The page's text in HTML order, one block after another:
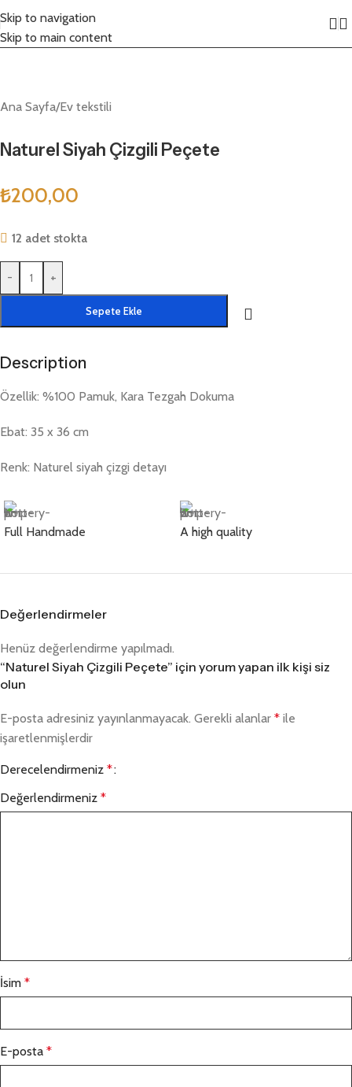
Skip to navigation
Skip to main content
Click to enlarge
Ana Sayfa/Ev tekstili
Naturel Siyah Çizgili Peçete
₺200,00
12 adet stokta
- +
Sepete Ekle
Description
Özellik: %100 Pamuk, Kara Tezgah Dokuma
Ebat: 35 x 36 cm
Renk: Naturel siyah çizgi detayı
Full Handmade A high quality
Değerlendirmeler
Henüz değerlendirme yapılmadı.
“Naturel Siyah Çizgili Peçete” için yorum yapan ilk kişi siz
olun
E-posta adresiniz yayınlanmayacak. Gerekli alanlar * ile
işaretlenmişlerdir
Derecelendirmeniz *
Değerlendirmeniz *
İsim *
E-posta *